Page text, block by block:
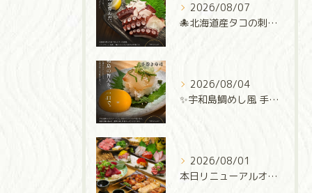
2026/08/07
🐙北海道産タコの刺身🐙
2026/08/04
✨宇和島鯛めし風 手巻き寿司✨
2026/08/01
本日リニューアルオープン‼️